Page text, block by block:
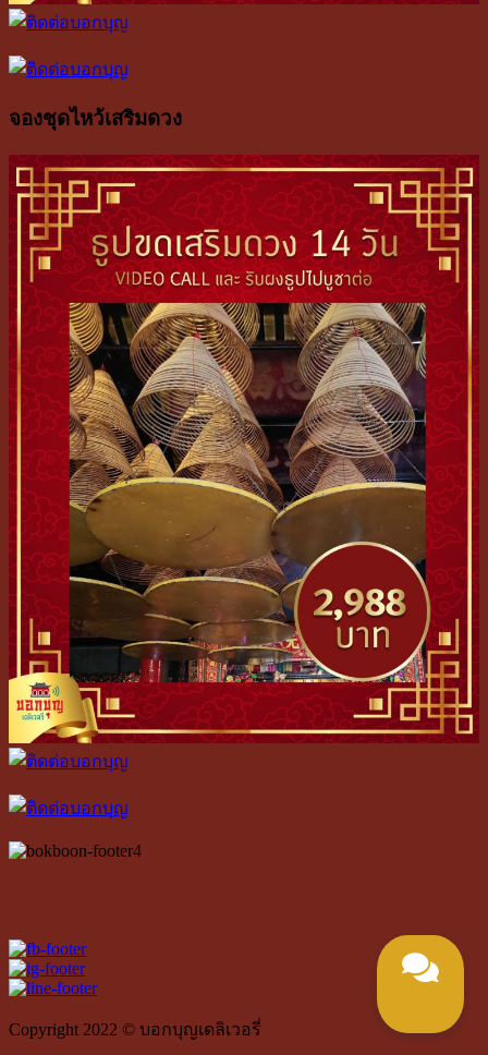
จองชุดไหว้เสริมดวง
Copyright 2022 © บอกบุญเดลิเวอรี่